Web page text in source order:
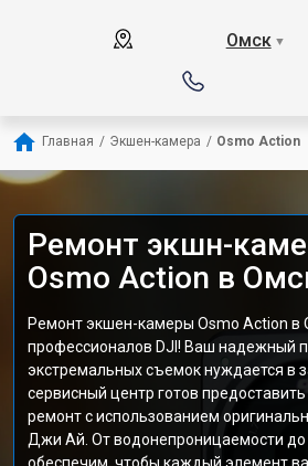
Омск ▼
Главная / Экшен-камера / Osmo Action
Ремонт экшн-
Osmo Action в
Ремонт экшен-камеры Osmo Action в
профессионалов DJI! Ваш надежный
экстремальных съемок нуждается в
сервисный центр готов
ремонт с использованием
Джи Ай. От водонепроницаемости до